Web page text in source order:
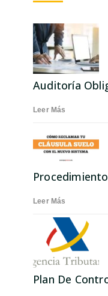
Auditoría
Leer Más
Leer Más
Plan De